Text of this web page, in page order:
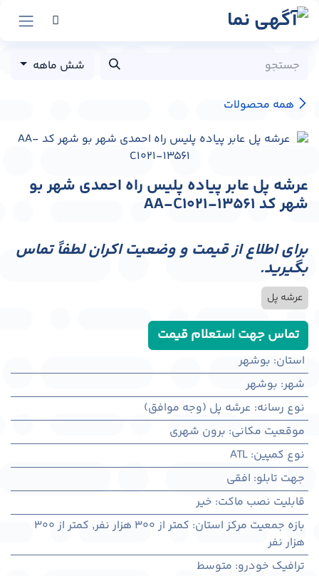
پرش به محتوا
همه محصولات
شش ماهه
عرشه پل عابر پیاده پلیس راه احمدی شهر بو
شهر کد AA-C1021-13561
برای اطلاع از قیمت و وضعیت اکران لطفاً تماس
بگیرید.
عرشه پل
تماس جهت استعلام قیمت
استان: بوشهر
شهر: بوشهر
نوع رسانه: عرشه پل (وجه موافق)
موقعیت مکانی: برون شهری
نوع کمپین:
ATL
جهت تابلو: افقی
قابلیت نصب ماکت: خیر
بازه جمعیت مرکز استان: کمتر از ۳۰۰ هزار نفر ,
کمتر از ۳۰۰
هزار نفر
ترافیک خودرو: متوسط